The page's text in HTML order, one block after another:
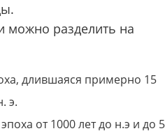
разделить на
длившаяся примерно 15
э.
от 1000 лет до н.э и до 5